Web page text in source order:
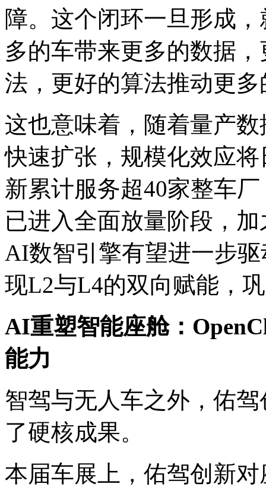
障。这个闭环一旦形成
多的车带来更多的数据
法，更好的算法推动更
这也意味着，随着量产
快速扩张，规模化效应
新累计服务超40家整车
已进入全面放量阶段，
AI数智引擎有望进一步
现L2与L4的双向赋能，
AI重塑智能座舱：
能力
智驾与无人车之外，佑
了硬核成果。
本届车展上，佑驾创新